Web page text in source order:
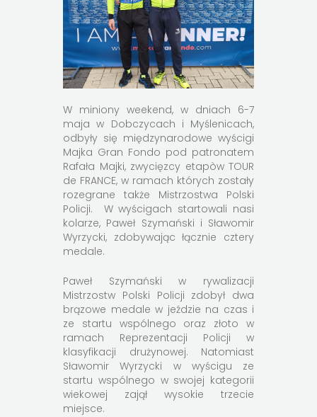
W miniony weekend, w dniach 6-7
maja w Dobczycach i Myślenicach,
odbyły się międzynarodowe wyścigi
Majka Gran Fondo pod patronatem
Rafała Majki, zwycięzcy etapòw TOUR
de FRANCE, w ramach których zostały
rozegrane także Mistrzostwa Polski
Policji. W wyścigach startowali nasi
kolarze, Paweł Szymański i Sławomir
Wyrzycki, zdobywając łącznie cztery
medale.
Paweł Szymański w rywalizacji
Mistrzostw Polski Policji zdobył dwa
brązowe medale w jeździe na czas i
ze startu wspólnego oraz złoto w
ramach Reprezentacji Policji w
klasyfikacji drużynowej. Natomiast
Sławomir Wyrzycki w wyścigu ze
startu wspólnego w swojej kategorii
wiekowej zajął wysokie trzecie
miejsce.